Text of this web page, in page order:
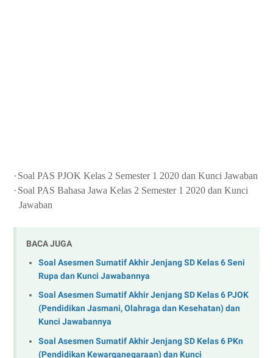
· Soal PAS PJOK Kelas 2 Semester 1 2020 dan Kunci Jawaban
· Soal PAS Bahasa Jawa Kelas 2 Semester 1 2020 dan Kunci
Jawaban
BACA JUGA
Soal Asesmen Sumatif Akhir Jenjang SD Kelas 6 Seni
Rupa dan Kunci Jawabannya
Soal Asesmen Sumatif Akhir Jenjang SD Kelas 6 PJOK
(Pendidikan Jasmani, Olahraga dan Kesehatan) dan
Kunci Jawabannya
Soal Asesmen Sumatif Akhir Jenjang SD Kelas 6 PKn
(Pendidikan Kewarganegaraan) dan Kunci